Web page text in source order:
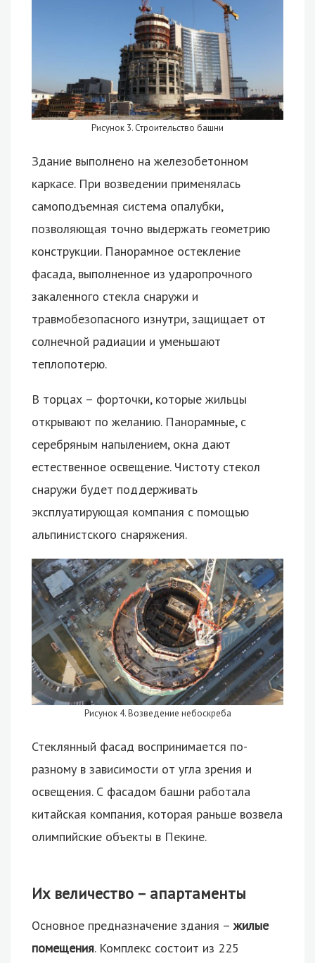
Рисунок 3. Строительство башни
Здание выполнено на железобетонном
каркасе. При возведении применялась
самоподъемная система опалубки,
позволяющая точно выдержать геометрию
конструкции. Панорамное остекление
фасада, выполненное из ударопрочного
закаленного стекла снаружи и
травмобезопасного изнутри, защищает от
солнечной радиации и уменьшают
теплопотерю.
В торцах – форточки, которые жильцы
открывают по желанию. Панорамные, с
серебряным напылением, окна дают
естественное освещение. Чистоту стекол
снаружи будет поддерживать
эксплуатирующая компания с помощью
альпинистского снаряжения.
Рисунок 4. Возведение небоскреба
Стеклянный фасад воспринимается по-
разному в зависимости от угла зрения и
освещения. С фасадом башни работала
китайская компания, которая раньше возвела
олимпийские объекты в Пекине.
Их величество – апартаменты
Основное предназначение здания –жилые
помещения. Комплекс состоит из 225